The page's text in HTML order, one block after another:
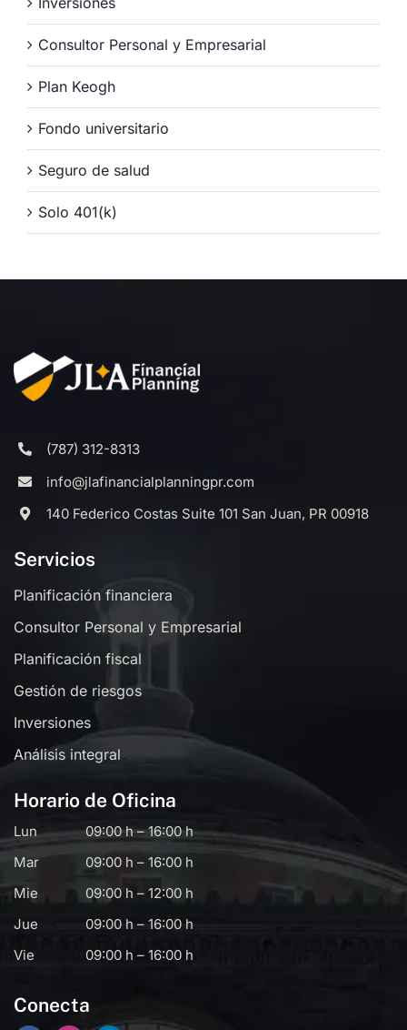
Consultor Personal y Empresarial
Plan Keogh
Fondo universitario
Seguro de salud
Solo 401(k)
(787) 312-8313
info@jlafinancialplanningpr.com
140 Federico Costas Suite 101 San Juan, PR 00918
Servicios
Planificación financiera
Consultor Personal y Empresarial
Planificación fiscal
Gestión de riesgos
Inversiones
Análisis integral
Horario de Oficina
Lun
09:00 h – 16:00 h
Mar
09:00 h – 16:00 h
Mie
09:00 h – 12:00 h
Jue
09:00 h – 16:00 h
Vie
09:00 h – 16:00 h
Conecta